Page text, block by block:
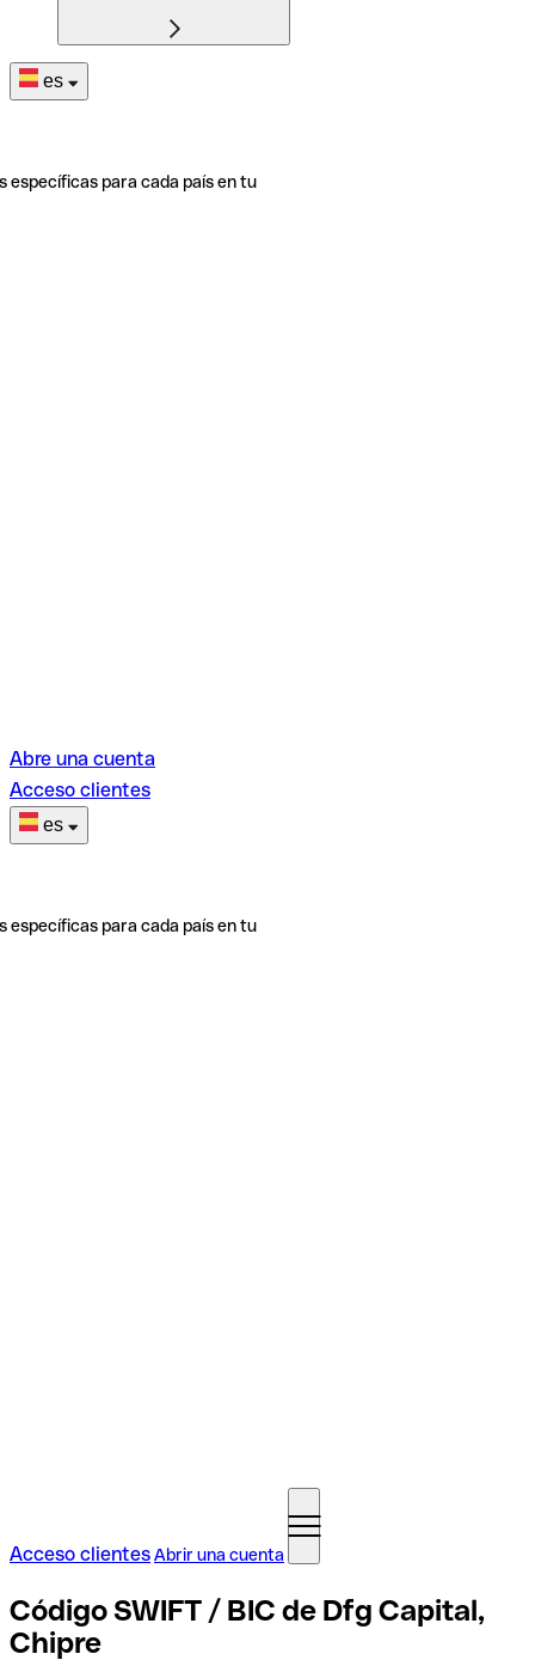
es
específicas para cada país en tu
Abre una cuenta
Acceso clientes
es
específicas para cada país en tu
Acceso clientesAbrir una cuenta
Código SWIFT / BIC de Dfg Capital,
Chipre